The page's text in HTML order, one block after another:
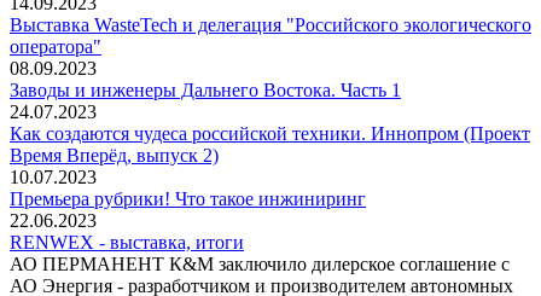
Выставка WasteTech и делегация "Российского экологического
оператора"
08.09.2023
Заводы и инженеры Дальнего Востока. Часть 1
24.07.2023
Как создаются чудеса российской техники. Иннопром (Проект
Время Вперёд, выпуск 2)
10.07.2023
Премьера рубрики! Что такое инжиниринг
22.06.2023
RENWEX - выставка, итоги
АО ПЕРМАНЕНТ К&М заключило дилерское соглашение с
АО Энергия - разработчиком и производителем автономных